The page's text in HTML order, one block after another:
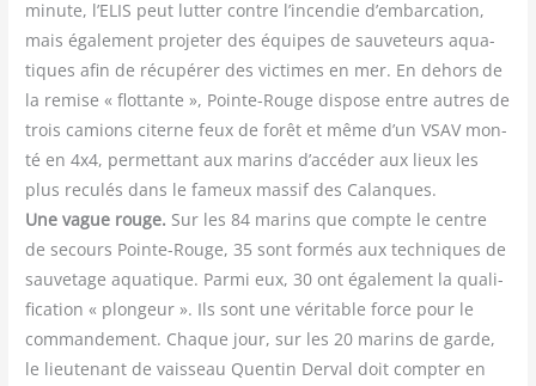
minute, l’ELIS peut lut­ter contre l’incendie d’embarcation,
mais éga­le­ment pro­je­ter des équipes de sau­ve­teurs aqua­
tiques afin de récu­pé­rer des vic­times en mer. En dehors de
la remise « flot­tante », Pointe-Rouge dis­pose entre autres de
trois camions citerne feux de forêt et même d’un VSAV mon­
té en 4x4, per­met­tant aux marins d’accéder aux lieux les
plus recu­lés dans le fameux mas­sif des Calanques.
Une vague rouge. Sur les 84 marins que compte le centre
de secours Pointe-Rouge, 35 sont for­més aux tech­niques de
sau­ve­tage aqua­tique. Par­mi eux, 30 ont éga­le­ment la qua­li­
fi­ca­tion « plon­geur ». Ils sont une véri­table force pour le
com­man­de­ment. Chaque jour, sur les 20 marins de garde,
le lieu­te­nant de vais­seau Quen­tin Der­val doit comp­ter en